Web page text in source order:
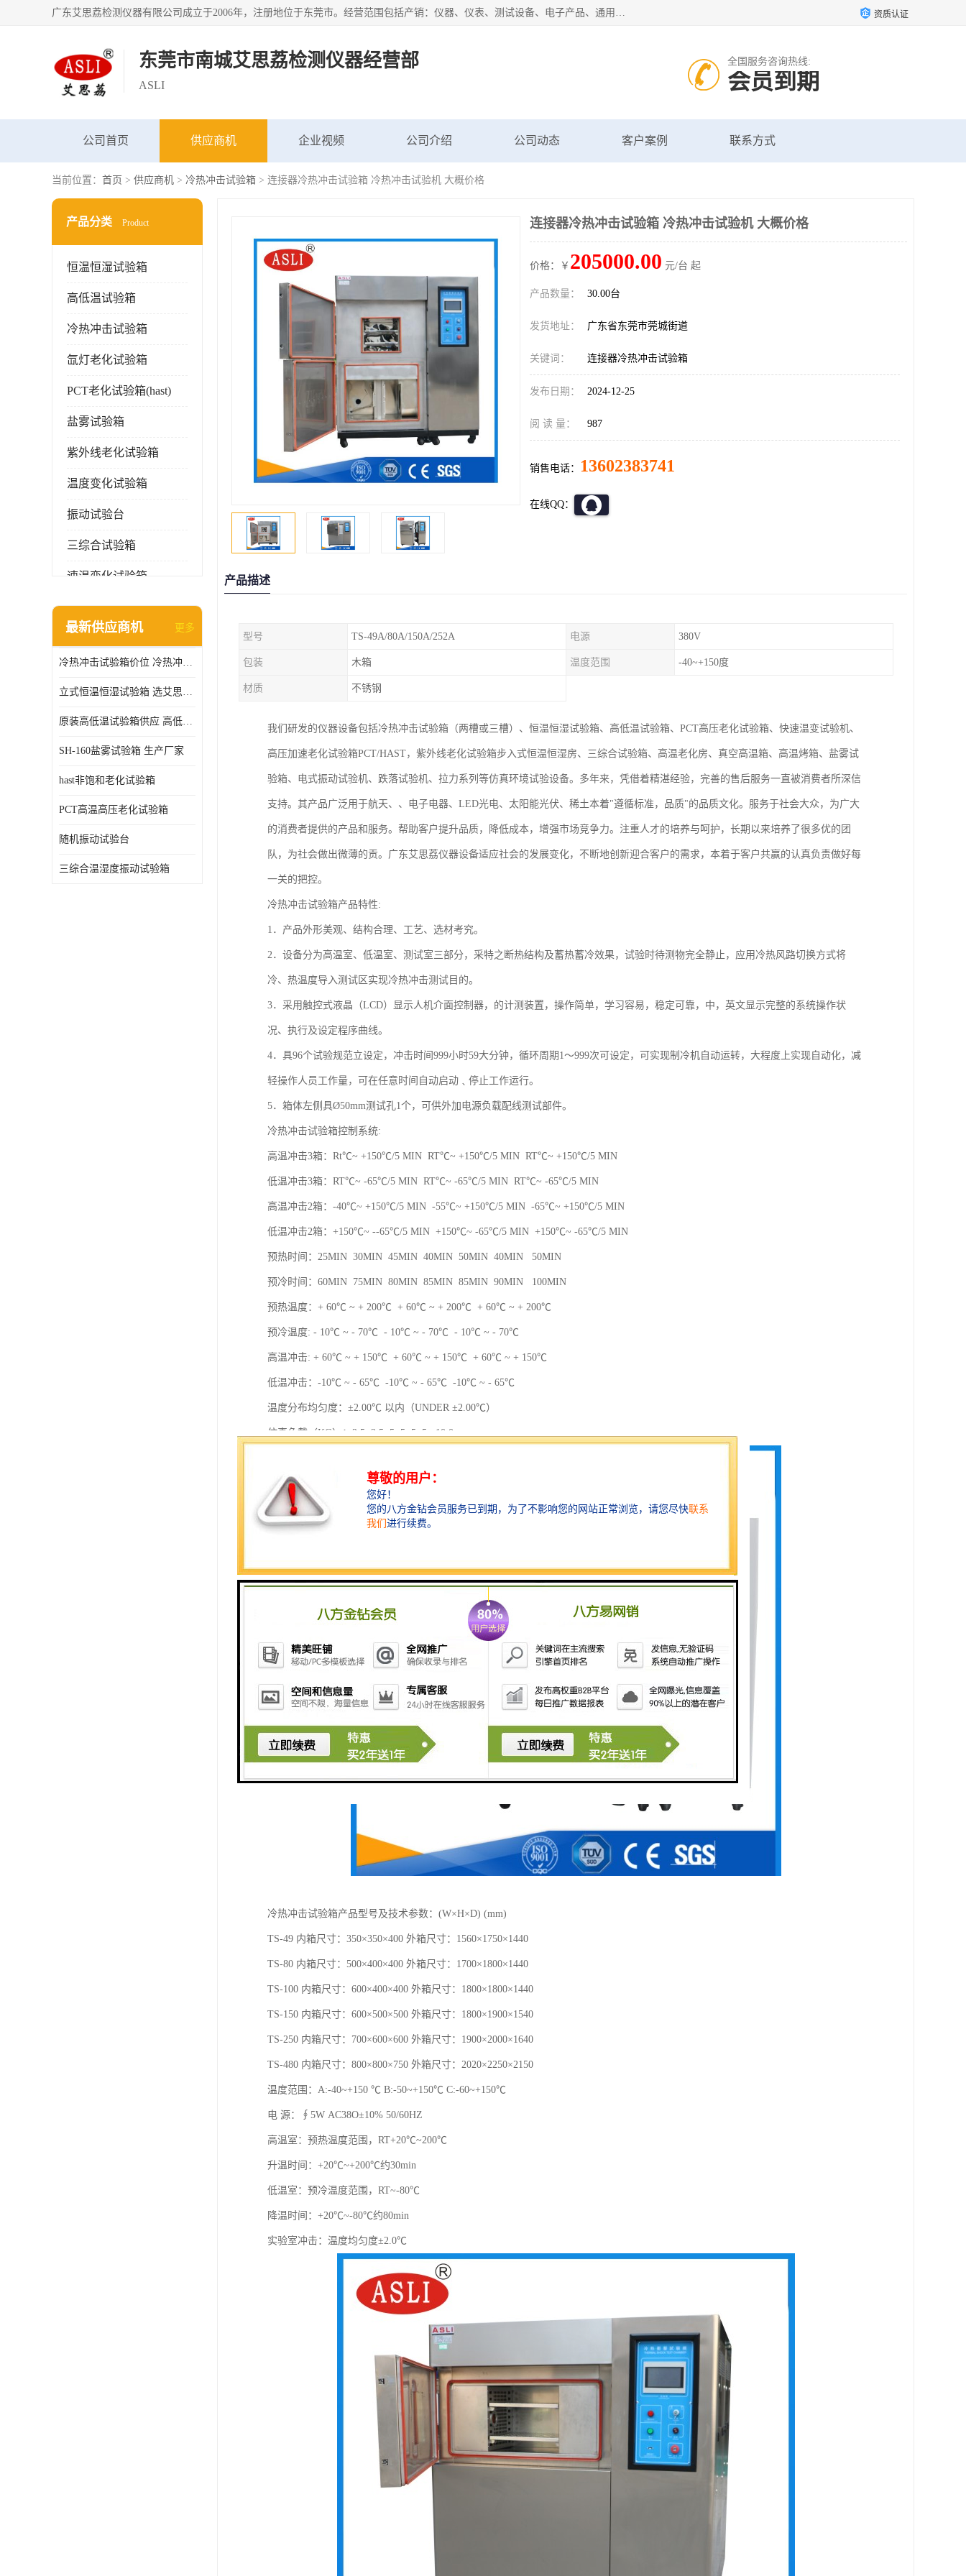
广东艾思荔检测仪器有限公司成立于2006年，注册地位于东莞市。经营范围包括产销：仪器、仪表、测试设备、电子产品、通用机械设；主要产品有： 恒温恒湿试验箱,冷热冲击试验箱,高低温试验箱,速温变化试验箱,高压加速老化试验箱,三综合试验箱,振动试验台等产品，欢迎选购。 资质认证
东莞市南城艾思荔检测仪器经营部
ASLI
全国服务咨询热线:
会员到期
公司首页 供应商机 企业视频 公司介绍 公司动态 客户案例 联系方式
当前位置： 首页 > 供应商机 > 冷热冲击试验箱 > 连接器冷热冲击试验箱 冷热冲击试验机 大概价格
产品分类 Product
恒温恒湿试验箱
高低温试验箱
冷热冲击试验箱
氙灯老化试验箱
PCT老化试验箱(hast)
盐雾试验箱
紫外线老化试验箱
温度变化试验箱
振动试验台
三综合试验箱
速温变化试验箱
淋雨试验箱(沙尘)
高压加速老化试验箱
最新供应商机 更多
冷热冲击试验箱价位 冷热冲击试验设备 非标定制
立式恒温恒湿试验箱 选艾思荔厂家
原装高低温试验箱供应 高低温交变湿热试验箱
SH-160盐雾试验箱 生产厂家
hast非饱和老化试验箱
PCT高温高压老化试验箱
随机振动试验台
三综合温湿度振动试验箱
连接器冷热冲击试验箱 冷热冲击试验机 大概价格
价格：￥ 205000.00 元/台 起
产品数量： 30.00台
发货地址： 广东省东莞市莞城街道
关键词： 连接器冷热冲击试验箱
发布日期： 2024-12-25
阅 读 量： 987
销售电话： 13602383741
在线QQ：
产品描述
型号 TS-49A/80A/150A/252A 电源 380V
包装 木箱 温度范围 -40~+150度
材质 不锈钢
我们研发的仪器设备包括冷热冲击试验箱（两槽或三槽）、恒温恒湿试验箱、高低温试验箱、PCT高压老化试验箱、快速温变试验机、
高压加速老化试验箱PCT/HAST，紫外线老化试验箱步入式恒温恒湿房、三综合试验箱、高温老化房、真空高温箱、高温烤箱、盐雾试
验箱、电式振动试验机、跌落试验机、拉力系列等仿真环境试验设备。多年来，凭借着精湛经验，完善的售后服务一直被消费者所深信
支持。其产品广泛用于航天、、电子电器、LED光电、太阳能光伏、稀土本着"遵循标准，品质"的品质文化。服务于社会大众，为广大
的消费者提供的产品和服务。帮助客户提升品质，降低成本，增强市场竞争力。注重人才的培养与呵护，长期以来培养了很多优的团
队，为社会做出微薄的贡。广东艾思荔仪器设备适应社会的发展变化，不断地创新迎合客户的需求，本着于客户共赢的认真负责做好每
一关的把控。
冷热冲击试验箱产品特性:
1．产品外形美观、结构合理、工艺、选材考究。
2．设备分为高温室、低温室、测试室三部分，采特之断热结构及蓄热蓄冷效果，试验时待测物完全静止，应用冷热风路切换方式将
冷、热温度导入测试区实现冷热冲击测试目的。
3．采用触控式液晶（LCD）显示人机介面控制器，的计测装置，操作简单，学习容易，稳定可靠，中，英文显示完整的系统操作状
况、执行及设定程序曲线。
4．具96个试验规范立设定，冲击时间999小时59大分钟，循环周期1～999次可设定，可实现制冷机自动运转，大程度上实现自动化，减
轻操作人员工作量，可在任意时间自动启动﹑停止工作运行。
5．箱体左侧具Ø50mm测试孔1个，可供外加电源负载配线测试部件。
冷热冲击试验箱控制系统:
高温冲击3箱：Rt℃~ +150℃/5 MIN RT℃~ +150℃/5 MIN RT℃~ +150℃/5 MIN
低温冲击3箱：RT℃~ -65℃/5 MIN RT℃~ -65℃/5 MIN RT℃~ -65℃/5 MIN
高温冲击2箱：-40℃~ +150℃/5 MIN -55℃~ +150℃/5 MIN -65℃~ +150℃/5 MIN
低温冲击2箱：+150℃~ --65℃/5 MIN +150℃~ -65℃/5 MIN +150℃~ -65℃/5 MIN
预热时间：25MIN 30MIN 45MIN 40MIN 50MIN 40MIN 50MIN
预冷时间：60MIN 75MIN 80MIN 85MIN 85MIN 90MIN 100MIN
预热温度：+ 60℃ ~ + 200℃ + 60℃ ~ + 200℃ + 60℃ ~ + 200℃
预冷温度: - 10℃ ~ - 70℃ - 10℃ ~ - 70℃ - 10℃ ~ - 70℃
高温冲击: + 60℃ ~ + 150℃ + 60℃ ~ + 150℃ + 60℃ ~ + 150℃
低温冲击：-10℃ ~ - 65℃ -10℃ ~ - 65℃ -10℃ ~ - 65℃
温度分布均匀度：±2.00℃ 以内（UNDER ±2.00℃）
仿真负载（KG）：2.5 2.5 5 5 5 5 10.0
冷热冲击试验箱产品型号及技术参数：(W×H×D) (mm)
TS-49 内箱尺寸：350×350×400 外箱尺寸：1560×1750×1440
TS-80 内箱尺寸：500×400×400 外箱尺寸：1700×1800×1440
TS-100 内箱尺寸：600×400×400 外箱尺寸：1800×1800×1440
TS-150 内箱尺寸：600×500×500 外箱尺寸：1800×1900×1540
TS-250 内箱尺寸：700×600×600 外箱尺寸：1900×2000×1640
TS-480 内箱尺寸：800×800×750 外箱尺寸：2020×2250×2150
温度范围：A:-40~+150 ℃ B:-50~+150℃ C:-60~+150℃
电 源：∮5W AC38O±10% 50/60HZ
高温室：预热温度范围，RT+20℃~200℃
升温时间：+20℃~+200℃约30min
低温室：预冷温度范围，RT~-80℃
降温时间：+20℃~-80℃约80min
实验室冲击：温度均匀度±2.0℃